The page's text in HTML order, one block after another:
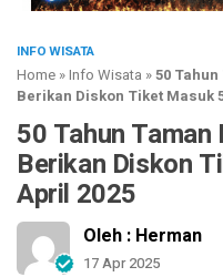
INFO WISATA
Home »Info Wisata »50
Berikan Diskon Tiket Masuk
50 Tahun
Berikan Diskon
April 2025
Oleh : Herman
17 Apr 2025